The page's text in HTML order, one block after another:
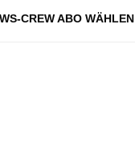
CREW ABO WÄHLEN